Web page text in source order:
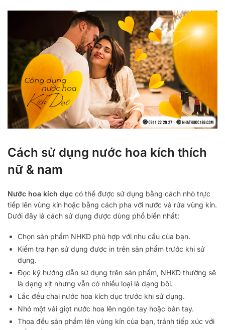
Cách sử dụng nước hoa kích thích
nữ & nam
Nước hoa kích dục có thể được sử dụng bằng cách nhỏ trực
tiếp lên vùng kín hoặc bằng cách pha với nước và rửa vùng kín.
Dưới đây là cách sử dụng được dùng phổ biến nhất:
Chọn sản phẩm NHKD phù hợp với nhu cầu của bạn.
Kiểm tra hạn sử dụng được in trên sản phẩm trước khi sử
dụng.
Đọc kỹ hướng dẫn sử dụng trên sản phẩm, NHKD thường sẽ
là dạng xịt nhưng vẫn có nhiều loại là dạng bôi.
Lắc đều chai nước hoa kích dục trước khi sử dụng.
Nhỏ một vài giọt nước hoa lên ngón tay hoặc bàn tay.
Thoa đều sản phẩm lên vùng kín của bạn, tránh tiếp xúc với